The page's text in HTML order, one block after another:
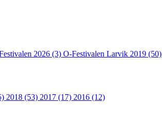
2026 (3) O-Festivalen Larvik 2019 (50)
2018 (53) 2017 (17) 2016 (12)